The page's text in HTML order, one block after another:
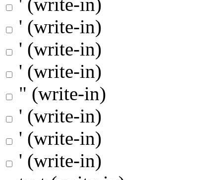
' (write-in)
' (write-in)
' (write-in)
' (write-in)
" (write-in)
' (write-in)
' (write-in)
' (write-in)